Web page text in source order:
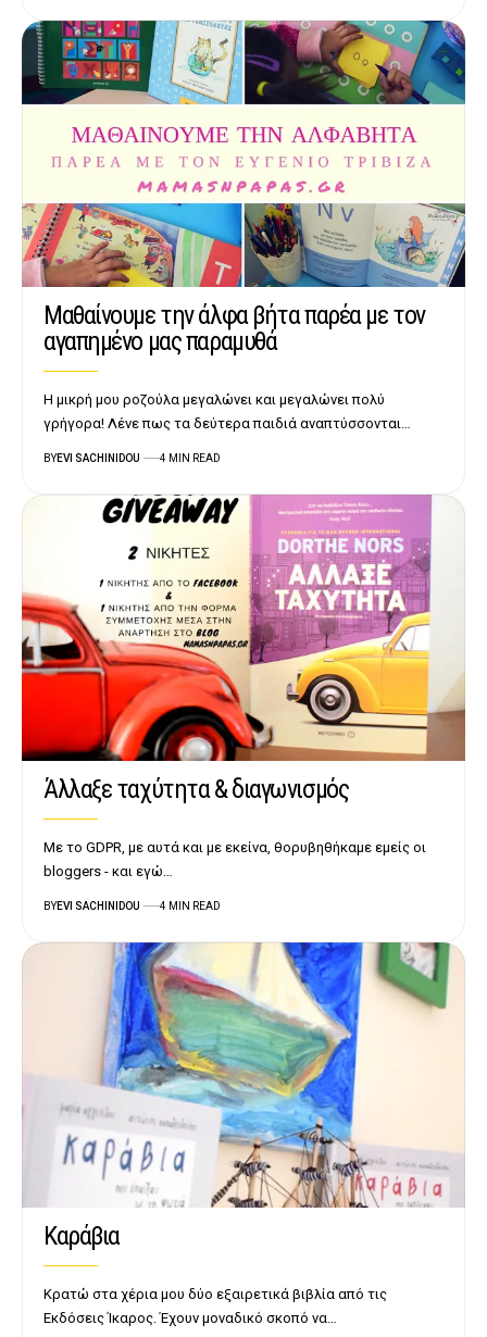
Μαθαίνουμε την άλφα βήτα παρέα με τον
αγαπημένο μας παραμυθά
Η μικρή μου ροζούλα μεγαλώνει και μεγαλώνει πολύ
γρήγορα! Λένε πως τα δεύτερα παιδιά αναπτύσσονται…
BYEVI SACHINIDOU 4 MIN READ
Άλλαξε ταχύτητα & διαγωνισμός
Με το GDPR, με αυτά και με εκείνα, θορυβηθήκαμε εμείς οι
bloggers - και εγώ…
BYEVI SACHINIDOU 4 MIN READ
Καράβια
Κρατώ στα χέρια μου δύο εξαιρετικά βιβλία από τις
Εκδόσεις Ίκαρος. Έχουν μοναδικό σκοπό να…